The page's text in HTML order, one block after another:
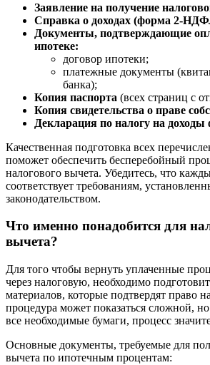
Заявление на получение
Справка о доходах (форма 2-
Документы, подтверждающие
ипотеке:
договор ипотеки;
платежные документы
банка);
Копия паспорта (всех страниц с
Копия свидетельства о праве
Декларация по налогу на доходы
Качественная подготовка всех
поможет обеспечить бесперебойный
налогового вычета. Убедитесь, что
соответствует требованиям,
законодательством.
Что именно понадобится для
вычета?
Для того чтобы вернуть уплаченные
через налоговую, необходимо
материалов, которые подтвердят право
процедура может показаться сложной, но
все необходимые бумаги, процесс
Основные документы, требуемые для
вычета по ипотечным процентам: